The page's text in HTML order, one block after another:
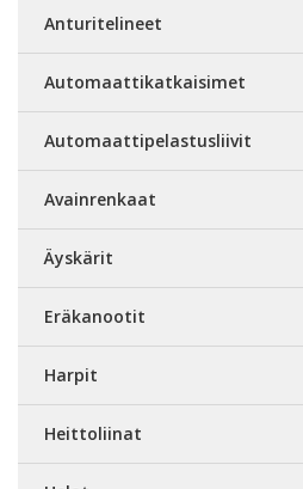
Anturitelineet
Automaattikatkaisimet
Automaattipelastusliivit
Avainrenkaat
Äyskärit
Eräkanootit
Harpit
Heittoliinat